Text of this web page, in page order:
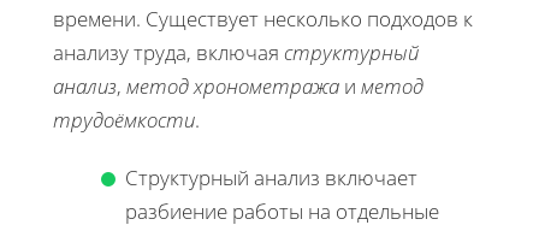
времени. Существует несколько подходов к
анализу труда, включая структурный
анализ, метод хронометража и метод
трудоёмкости.
Структурный анализ включает
разбиение работы на отдельные